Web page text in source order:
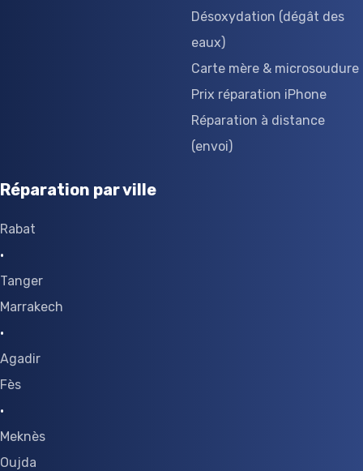
Désoxydation (dégât des
eaux)
Carte mère & microsoudure
Prix réparation iPhone
Réparation à distance
(envoi)
Réparation par ville
Rabat
·
Tanger
Marrakech
·
Agadir
Fès
·
Meknès
Oujda